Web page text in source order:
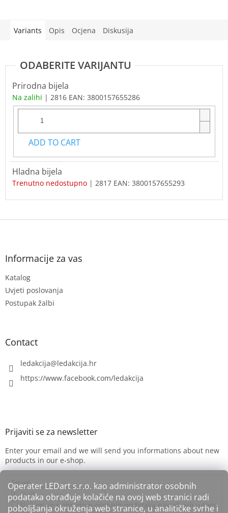
Operater LEDart s.r.o. kao administrator osobnih
podataka obrađuje kolačiće na ovoj web stranici radi
poboljšanja okruženja web stranice, u analitičke svrhe i
Variants Opis Ocjena Diskusija
Prirodna bijela
Na zalihi | 2816 EAN: 3800157655286
ADD TO CART
Hladna bijela
Trenutno nedostupno | 2817 EAN: 3800157655293
F
Informacije za vas
Katalog
Uvjeti poslovanja
Postupak žalbi
Contact
ledakcija@ledakcija.hr
https://www.facebook.com/ledakcija
Enter your email and we will send you informations about new
products in our e-shop.
Email
Slažem se s obradom osobnih podataka navedenih u tom